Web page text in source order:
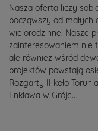
Nasza oferta liczy
począwszy od
wielorodzinne. Nasze
zainteresowaniem nie
ale również wśród
projektów powstają
Rozgarty II koło
Enklawa w Grójcu.